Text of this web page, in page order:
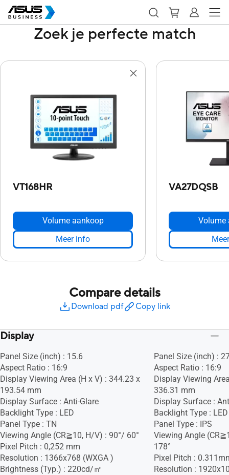
Zoek je perfecte match
VT168HR
Volume aankoop
Meer info
VA27DQSB
Volume
Compare details
Download pdf Copy link
Display
Panel Size (inch) : 15.6
Aspect Ratio : 16:9
Display Viewing Area (H x V) : 344.23 x
193.54 mm
Display Surface : Anti-Glare
Backlight Type : LED
Panel Type : TN
Viewing Angle (CR≧10, H/V) : 90°/ 60°
Pixel Pitch : 0,252 mm
Resolution : 1366x768 (WXGA )
Brightness (Typ.) : 220cd/㎡
Panel Size (inch) :
Aspect Ratio : 16:9
Display Viewing
336.31 mm
Display Surface :
Backlight Type : LED
Panel Type : IPS
Viewing Angle
178°
Pixel Pitch :
Resolution :